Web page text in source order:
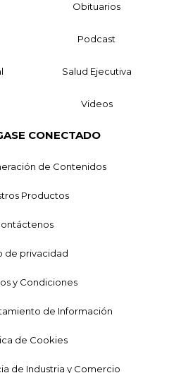
Obituarios
Podcast
Salud Ejecutiva
Videos
CONECTADO
de Contenidos
Productos
de privacidad
y Condiciones
de Información
de Cookies
de Industria y Comercio